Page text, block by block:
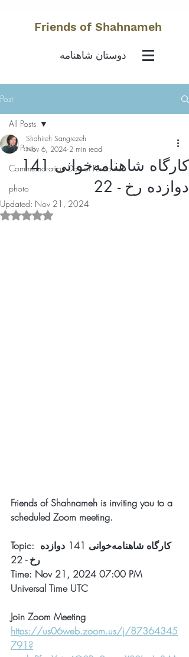
Friends of Shahnameh
دوستان شاهنامه
Post
All Posts
Commemoration Day of Ferdowsi
photo
All Posts
کارگاه شاهنامه‌خوانی 141
دوازده رخ - 22
Shahireh Sangrezeh
Nov 6, 2024 2 min read
Updated: Nov 21, 2024
Rated NaN out of 5 stars.
Friends of Shahnameh is inviting you to a
scheduled Zoom meeting.
Topic: کارگاه شاهنامه‌خوانی 141 دوازده
رخ - 22
Time: Nov 21, 2024 07:00 PM
Universal Time UTC
Join Zoom Meeting
https://us06web.zoom.us/j/87364345
791?